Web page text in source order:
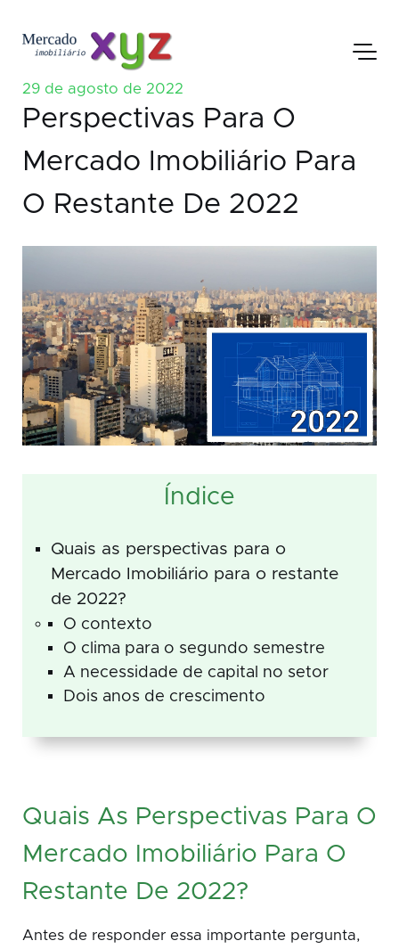
29 de agosto de 2022
Perspectivas Para O
Mercado Imobiliário Para
O Restante De 2022
Índice
Quais as perspectivas para o
Mercado Imobiliário para o restante
de 2022?
O contexto
O clima para o segundo semestre
A necessidade de capital no setor
Dois anos de crescimento
Quais As Perspectivas Para O
Mercado Imobiliário Para O
Restante De 2022?
Antes de responder essa importante pergunta,